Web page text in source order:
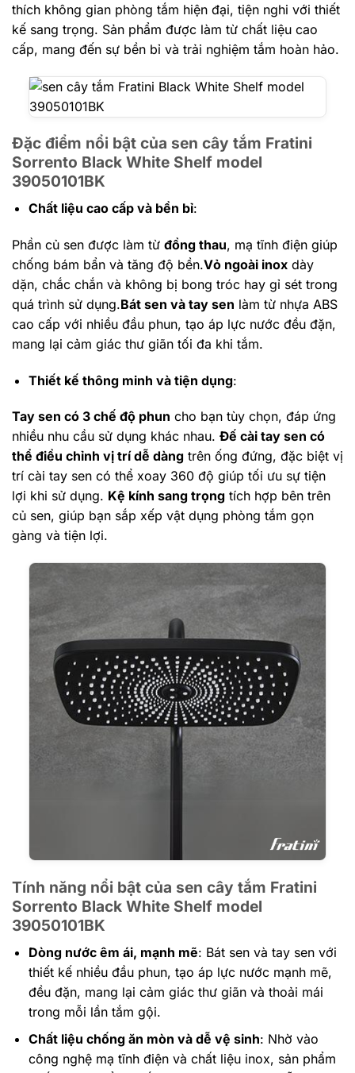
thích không gian phòng tắm hiện đại, tiện nghi với thiết
kế sang trọng. Sản phẩm được làm từ chất liệu cao
cấp, mang đến sự bền bỉ và trải nghiệm tắm hoàn hảo.
Đặc điểm nổi bật của sen cây tắm Fratini
Sorrento Black White Shelf model
39050101BK
Chất liệu cao cấp và bền bỉ:
Phần củ sen được làm từ đồng thau, mạ tĩnh điện giúp
chống bám bẩn và tăng độ bền.Vỏ ngoài inox dày
dặn, chắc chắn và không bị bong tróc hay gỉ sét trong
quá trình sử dụng.Bát sen và tay sen làm từ nhựa ABS
cao cấp với nhiều đầu phun, tạo áp lực nước đều đặn,
mang lại cảm giác thư giãn tối đa khi tắm.
Thiết kế thông minh và tiện dụng:
Tay sen có 3 chế độ phun cho bạn tùy chọn, đáp ứng
nhiều nhu cầu sử dụng khác nhau. Đế cài tay sen có
thể điều chỉnh vị trí dễ dàng trên ống đứng, đặc biệt vị
trí cài tay sen có thể xoay 360 độ giúp tối ưu sự tiện
lợi khi sử dụng. Kệ kính sang trọng tích hợp bên trên
củ sen, giúp bạn sắp xếp vật dụng phòng tắm gọn
gàng và tiện lợi.
Tính năng nổi bật của sen cây tắm Fratini
Sorrento Black White Shelf model
39050101BK
Dòng nước êm ái, mạnh mẽ: Bát sen và tay sen với
thiết kế nhiều đầu phun, tạo áp lực nước mạnh mẽ,
đều đặn, mang lại cảm giác thư giãn và thoải mái
trong mỗi lần tắm gội.
Chất liệu chống ăn mòn và dễ vệ sinh: Nhờ vào
công nghệ mạ tĩnh điện và chất liệu inox, sản phẩm